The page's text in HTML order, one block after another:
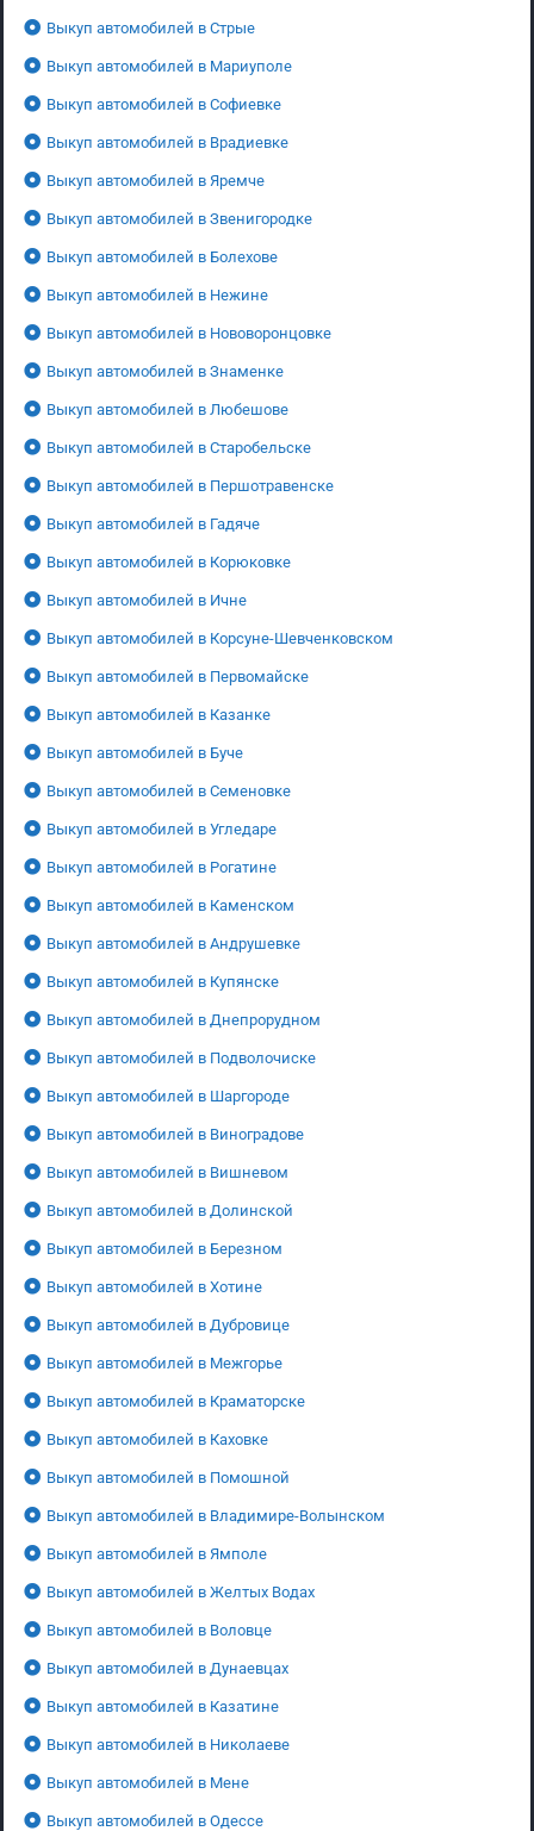
Выкуп автомобилей в Стрые
Выкуп автомобилей в Мариуполе
Выкуп автомобилей в Софиевке
Выкуп автомобилей в Врадиевке
Выкуп автомобилей в Яремче
Выкуп автомобилей в Звенигородке
Выкуп автомобилей в Болехове
Выкуп автомобилей в Нежине
Выкуп автомобилей в Нововоронцовке
Выкуп автомобилей в Знаменке
Выкуп автомобилей в Любешове
Выкуп автомобилей в Старобельске
Выкуп автомобилей в Першотравенске
Выкуп автомобилей в Гадяче
Выкуп автомобилей в Корюковке
Выкуп автомобилей в Ичне
Выкуп автомобилей в Корсуне-Шевченковском
Выкуп автомобилей в Первомайске
Выкуп автомобилей в Казанке
Выкуп автомобилей в Буче
Выкуп автомобилей в Семеновке
Выкуп автомобилей в Угледаре
Выкуп автомобилей в Рогатине
Выкуп автомобилей в Каменском
Выкуп автомобилей в Андрушевке
Выкуп автомобилей в Купянске
Выкуп автомобилей в Днепрорудном
Выкуп автомобилей в Подволочиске
Выкуп автомобилей в Шаргороде
Выкуп автомобилей в Виноградове
Выкуп автомобилей в Вишневом
Выкуп автомобилей в Долинской
Выкуп автомобилей в Березном
Выкуп автомобилей в Хотине
Выкуп автомобилей в Дубровице
Выкуп автомобилей в Межгорье
Выкуп автомобилей в Краматорске
Выкуп автомобилей в Каховке
Выкуп автомобилей в Помошной
Выкуп автомобилей в Владимире-Волынском
Выкуп автомобилей в Ямполе
Выкуп автомобилей в Желтых Водах
Выкуп автомобилей в Воловце
Выкуп автомобилей в Дунаевцах
Выкуп автомобилей в Казатине
Выкуп автомобилей в Николаеве
Выкуп автомобилей в Мене
Выкуп автомобилей в Одессе